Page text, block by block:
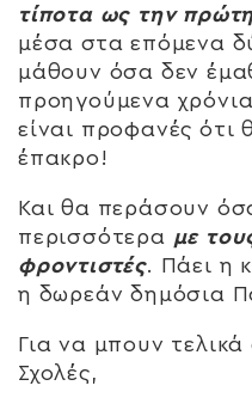
τίποτα ως την
μέσα στα επόμενα
μάθουν όσα δεν
προηγούμενα
είναι προφανές
έπακρο!
Και θα περάσουν
περισσότερα με
φροντιστές. Πάει η
η δωρεάν δημόσια
Για να μπουν
Σχολές,